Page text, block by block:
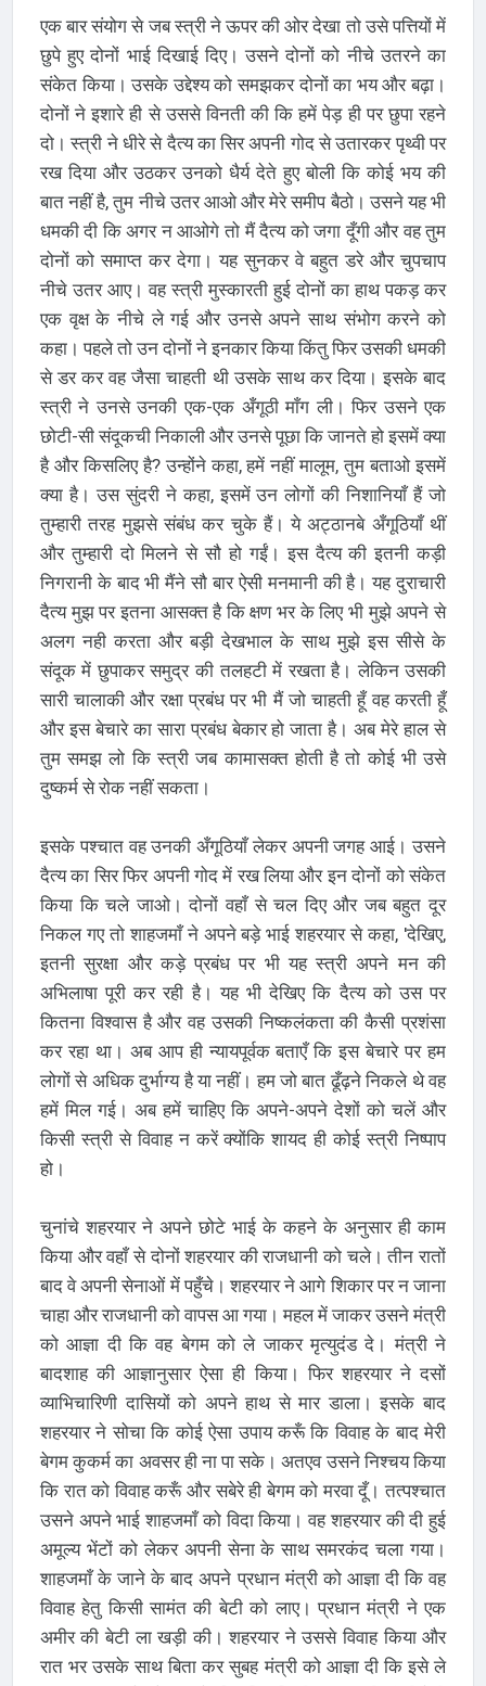
एक बार संयोग से जब स्त्री ने ऊपर की ओर देखा तो उसे पत्तियों में
छुपे हुए दोनों भाई दिखाई दिए। उसने दोनों को नीचे उतरने का
संकेत किया। उसके उद्देश्य को समझकर दोनों का भय और बढ़ा।
दोनों ने इशारे ही से उससे विनती की कि हमें पेड़ ही पर छुपा रहने
दो। स्त्री ने धीरे से दैत्य का सिर अपनी गोद से उतारकर पृथ्वी पर
रख दिया और उठकर उनको धैर्य देते हुए बोली कि कोई भय की
बात नहीं है, तुम नीचे उतर आओ और मेरे समीप बैठो। उसने यह भी
धमकी दी कि अगर न आओगे तो मैं दैत्य को जगा दूँगी और वह तुम
दोनों को समाप्त कर देगा। यह सुनकर वे बहुत डरे और चुपचाप
नीचे उतर आए। वह स्त्री मुस्कारती हुई दोनों का हाथ पकड़ कर
एक वृक्ष के नीचे ले गई और उनसे अपने साथ संभोग करने को
कहा। पहले तो उन दोनों ने इनकार किया किंतु फिर उसकी धमकी
से डर कर वह जैसा चाहती थी उसके साथ कर दिया। इसके बाद
स्त्री ने उनसे उनकी एक-एक अँगूठी माँग ली। फिर उसने एक
छोटी-सी संदूकची निकाली और उनसे पूछा कि जानते हो इसमें क्या
है और किसलिए है? उन्होंने कहा, हमें नहीं मालूम, तुम बताओ इसमें
क्या है। उस सुंदरी ने कहा, इसमें उन लोगों की निशानियाँ हैं जो
तुम्हारी तरह मुझसे संबंध कर चुके हैं। ये अट्ठानबे अँगूठियाँ थीं
और तुम्हारी दो मिलने से सौ हो गईं। इस दैत्य की इतनी कड़ी
निगरानी के बाद भी मैंने सौ बार ऐसी मनमानी की है। यह दुराचारी
दैत्य मुझ पर इतना आसक्त है कि क्षण भर के लिए भी मुझे अपने से
अलग नही करता और बड़ी देखभाल के साथ मुझे इस सीसे के
संदूक में छुपाकर समुद्र की तलहटी में रखता है। लेकिन उसकी
सारी चालाकी और रक्षा प्रबंध पर भी मैं जो चाहती हूँ वह करती हूँ
और इस बेचारे का सारा प्रबंध बेकार हो जाता है। अब मेरे हाल से
तुम समझ लो कि स्त्री जब कामासक्त होती है तो कोई भी उसे
दुष्कर्म से रोक नहीं सकता।
इसके पश्चात वह उनकी अँगूठियाँ लेकर अपनी जगह आई। उसने
दैत्य का सिर फिर अपनी गोद में रख लिया और इन दोनों को संकेत
किया कि चले जाओ। दोनों वहाँ से चल दिए और जब बहुत दूर
निकल गए तो शाहजमाँ ने अपने बड़े भाई शहरयार से कहा, 'देखिए,
इतनी सुरक्षा और कड़े प्रबंध पर भी यह स्त्री अपने मन की
अभिलाषा पूरी कर रही है। यह भी देखिए कि दैत्य को उस पर
कितना विश्वास है और वह उसकी निष्कलंकता की कैसी प्रशंसा
कर रहा था। अब आप ही न्यायपूर्वक बताएँ कि इस बेचारे पर हम
लोगों से अधिक दुर्भाग्य है या नहीं। हम जो बात ढूँढ़ने निकले थे वह
हमें मिल गई। अब हमें चाहिए कि अपने-अपने देशों को चलें और
किसी स्त्री से विवाह न करें क्योंकि शायद ही कोई स्त्री निष्पाप
हो।
चुनांचे शहरयार ने अपने छोटे भाई के कहने के अनुसार ही काम
किया और वहाँ से दोनों शहरयार की राजधानी को चले। तीन रातों
बाद वे अपनी सेनाओं में पहुँचे। शहरयार ने आगे शिकार पर न जाना
चाहा और राजधानी को वापस आ गया। महल में जाकर उसने मंत्री
को आज्ञा दी कि वह बेगम को ले जाकर मृत्युदंड दे। मंत्री ने
बादशाह की आज्ञानुसार ऐसा ही किया। फिर शहरयार ने दसों
व्याभिचारिणी दासियों को अपने हाथ से मार डाला। इसके बाद
शहरयार ने सोचा कि कोई ऐसा उपाय करूँ कि विवाह के बाद मेरी
बेगम कुकर्म का अवसर ही ना पा सके। अतएव उसने निश्चय किया
कि रात को विवाह करूँ और सबेरे ही बेगम को मरवा दूँ। तत्पश्चात
उसने अपने भाई शाहजमाँ को विदा किया। वह शहरयार की दी हुई
अमूल्य भेंटों को लेकर अपनी सेना के साथ समरकंद चला गया।
शाहजमाँ के जाने के बाद अपने प्रधान मंत्री को आज्ञा दी कि वह
विवाह हेतु किसी सामंत की बेटी को लाए। प्रधान मंत्री ने एक
अमीर की बेटी ला खड़ी की। शहरयार ने उससे विवाह किया और
रात भर उसके साथ बिता कर सुबह मंत्री को आज्ञा दी कि इसे ले